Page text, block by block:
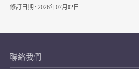
修訂日期 : 2026年07月02日
聯絡我們